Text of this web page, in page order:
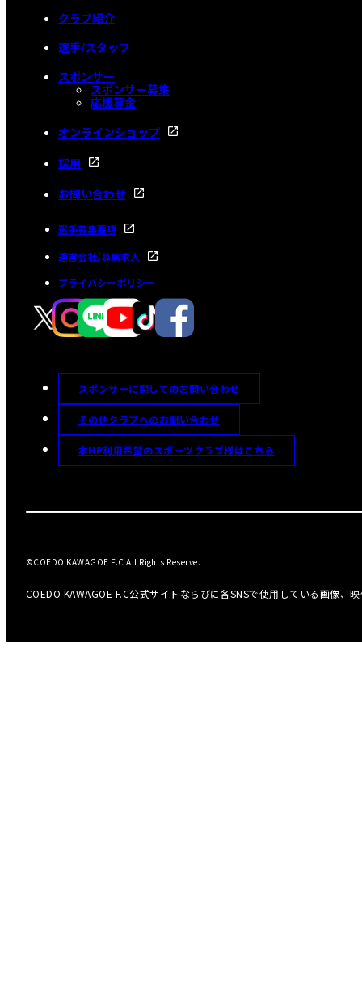
クラブ紹介
選手/スタッフ
スポンサー
スポンサー募集
応援募金
オンラインショップ
採用
お問い合わせ
選手募集要項
運営会社/募集求人
プライバシーポリシー
スポンサーに関してのお問い合わせ
その他クラブへのお問い合わせ
本HP利用希望のスポーツクラブ様はこちら
COEDO KAWAGOE F.C公式サイトならびに各SNSで使用している画像、
©COEDO KAWAGOE F.C All Rights Reserve.